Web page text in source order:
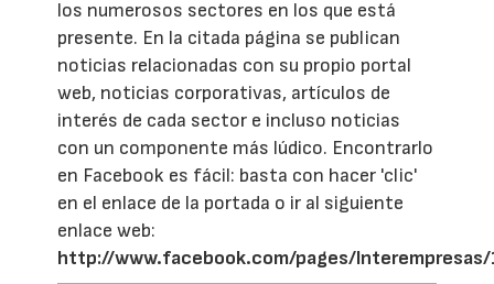
los numerosos sectores en los que está
presente. En la citada página se publican
noticias relacionadas con su propio portal
web, noticias corporativas, artículos de
interés de cada sector e incluso noticias
con un componente más lúdico. Encontrarlo
en Facebook es fácil: basta con hacer 'clic'
en el enlace de la portada o ir al siguiente
enlace web:
http://www.facebook.com/pages/